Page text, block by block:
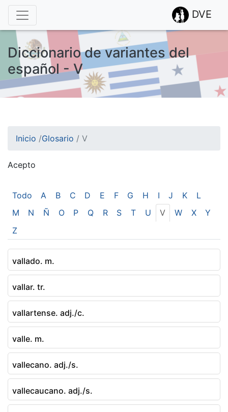
DVE
Diccionario de variantes del
español - V
Inicio /Glosario / V
Acepto
Todo A B C D E F G H I J K
L
M
N Ñ O P Q R S T U V W X
Y
Z
vallado. m.
vallar. tr.
vallartense. adj./c.
valle. m.
vallecano. adj./s.
vallecaucano. adj./s.